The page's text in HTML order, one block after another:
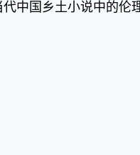
中国乡土小说中的伦